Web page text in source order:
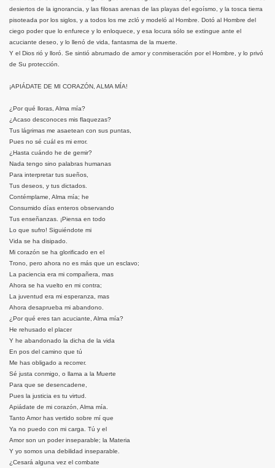
desiertos de la ignorancia, y las filosas arenas de las playas del egoísmo, y la tosca tierra
pisoteada por los siglos, y a todos los me zcló y modeló al Hombre. Dotó al Hombre del
ciego poder que lo enfurece y lo enloquece, y esa locura sólo se extingue ante el
acuciante deseo, y lo llenó de vida, fantasma de la muerte.
Y el Dios rió y lloró. Se sintió abrumado de amor y conmiseración por el Hombre, y lo privó
de Su protección.
¡APIÁDATE DE MI CORAZÓN, ALMA MÍA!
¿Por qué lloras, Alma mía?
¿Acaso desconoces mis flaquezas?
Tus lágrimas me asaetean con sus puntas,
Pues no sé cuál es mi error.
¿Hasta cuándo he de gemir?
Nada tengo sino palabras humanas
Para interpretar tus sueños,
Tus deseos, y tus dictados.
Contémplame, Alma mía; he
Consumido días enteros observando
Tus enseñanzas. ¡Piensa en todo
Lo que sufro! Siguiéndote mi
Vida se ha disipado.
Mi corazón se ha glorificado en el
Trono, pero ahora no es más que un esclavo;
La paciencia era mi compañera, mas
Ahora se ha vuelto en mi contra;
La juventud era mi esperanza, mas
Ahora desaprueba mi abandono.
¿Por qué eres tan acuciante, Alma mía?
He rehusado el placer
Y he abandonado la dicha de la vida
En pos del camino que tú
Me has obligado a recorrer.
Sé justa conmigo, o llama a la Muerte
Para que se desencadene,
Pues la justicia es tu virtud.
Apiádate de mi corazón, Alma mía.
Tanto Amor has vertido sobre mí que
Ya no puedo con mi carga. Tú y el
Amor son un poder inseparable; la Materia
Y yo somos una debilidad inseparable.
¿Cesará alguna vez el combate